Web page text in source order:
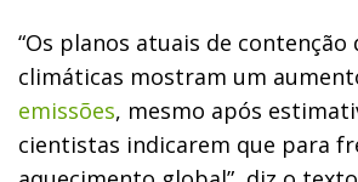
“Os planos atuais de contenção
climáticas mostram um
emissões, mesmo após
cientistas indicarem que para